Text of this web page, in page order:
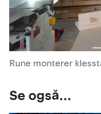
Rune monterer
Se også...